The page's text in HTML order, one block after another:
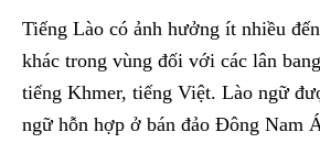
Tiếng Lào có ảnh hưởng ít nhiều
khác trong vùng đối với các lân
tiếng Khmer, tiếng Việt. Lào ngữ
ngữ hỗn hợp ở bán đảo Đông Nam